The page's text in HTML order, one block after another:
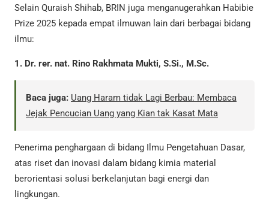
Selain Quraish Shihab, BRIN juga menganugerahkan Habibie
Prize 2025 kepada empat ilmuwan lain dari berbagai bidang
ilmu:
1. Dr. rer. nat. Rino Rakhmata Mukti, S.Si., M.Sc.
Baca juga: Uang Haram tidak Lagi Berbau: Membaca
Jejak Pencucian Uang yang Kian tak Kasat Mata
Penerima penghargaan di bidang Ilmu Pengetahuan Dasar,
atas riset dan inovasi dalam bidang kimia material
berorientasi solusi berkelanjutan bagi energi dan
lingkungan.